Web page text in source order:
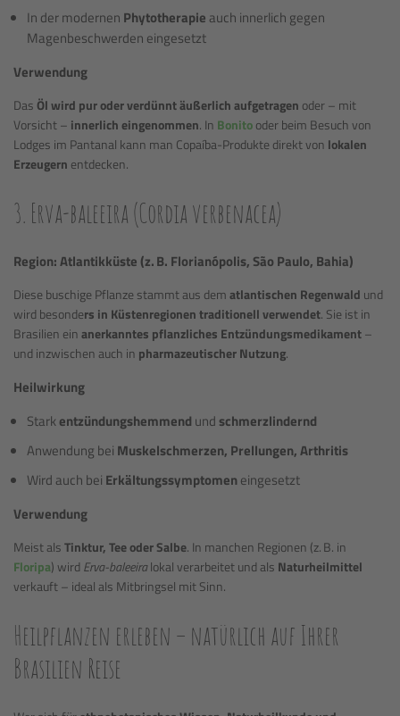
In der modernen Phytotherapie auch innerlich gegen
Magenbeschwerden eingesetzt
Verwendung
Das Öl wird pur oder verdünnt äußerlich aufgetragen oder – mit
Vorsicht – innerlich eingenommen. In Bonitooder beim Besuch von
Lodges im Pantanal kann man Copaíba-Produkte direkt von lokalen
Erzeugern entdecken.
3. Erva-baleeira (Cordia verbenacea)
Region: Atlantikküste (z. B. Florianópolis, São Paulo, Bahia)
Diese buschige Pflanze stammt aus dematlantischen Regenwald und
wird besonders in Küstenregionen traditionell verwendet. Sie ist in
Brasilien einanerkanntes pflanzliches Entzündungsmedikament–
und inzwischen auch in pharmazeutischer Nutzung.
Heilwirkung
Starkentzündungshemmend und schmerzlindernd
Anwendung bei Muskelschmerzen, Prellungen, Arthritis
Wird auch bei Erkältungssymptomeneingesetzt
Verwendung
Meist alsTinktur, Tee oder Salbe. In manchen Regionen (z. B. in
Floripa) wird Erva-baleeiralokal verarbeitet und als Naturheilmittel
verkauft – ideal als Mitbringsel mit Sinn.
Heilpflanzen erleben – natürlich auf Ihrer
Brasilien Reise